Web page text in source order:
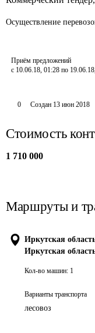
Осуществление
Приём предложений
с 10.06.18, 01:28 по
0 Создан 13 июн 2018
Стоимость
1 710 000
Маршруты и
Иркутская
Иркутская
Кол-во машин: 1
Варианты транспорта
лесовоз